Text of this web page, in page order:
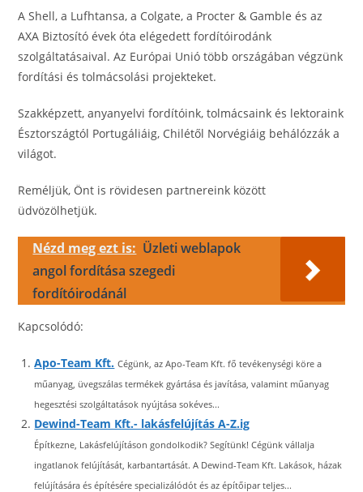
A Shell, a Lufhtansa, a Colgate, a Procter & Gamble és az
AXA Biztosító évek óta elégedett fordítóirodánk
szolgáltatásaival. Az Európai Unió több országában végzünk
fordítási és tolmácsolási projekteket.
Szakképzett, anyanyelvi fordítóink, tolmácsaink és lektoraink
Észtországtól Portugáliáig, Chilétől Norvégiáig behálózzák a
világot.
Reméljük, Önt is rövidesen partnereink között
üdvözölhetjük.
Nézd meg ezt is: Üzleti weblapok
angol fordítása szegedi
fordítóirodánál
Kapcsolódó:
Apo-Team Kft. Cégünk, az Apo-Team Kft. fő tevékenységi köre a
műanyag, üvegszálas termékek gyártása és javítása, valamint műanyag
hegesztési szolgáltatások nyújtása sokéves...
Dewind-Team Kft.- lakásfelújítás A-Z.ig
Építkezne, Lakásfelújításon gondolkodik? Segítünk! Cégünk vállalja
ingatlanok felújítását, karbantartását. A Dewind-Team Kft. Lakások, házak
felújítására és építésére specializálódót és az építőipar teljes...